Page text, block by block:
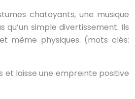
chatoyants, une musique
simple divertissement. Ils
même physiques. (mots clés:
et laisse une empreinte positive